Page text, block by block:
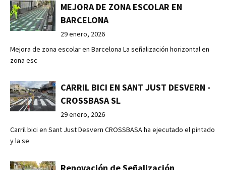
MEJORA DE ZONA ESCOLAR EN
BARCELONA
29 enero, 2026
Mejora de zona escolar en Barcelona La señalización horizontal en
zona esc
CARRIL BICI EN SANT JUST DESVERN -
CROSSBASA SL
29 enero, 2026
Carril bici en Sant Just Desvern CROSSBASA ha ejecutado el pintado
y la se
Renovación de Señalización